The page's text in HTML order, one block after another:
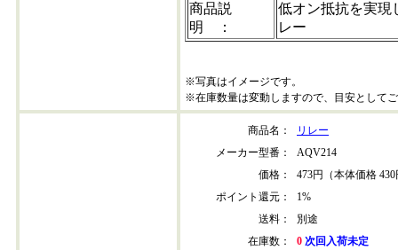
商品説
明 ：
低オン抵抗を実現
レー
※写真はイメージです。
※在庫数量は変動しますので、目安として
商品名：
リレー
メーカー型番：
AQV214
価格：
473円（本体価格
ポイント還元：
1%
送料：
別途
在庫数：
0 次回入荷未定